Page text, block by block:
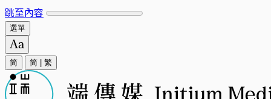
跳至內容
選單
简 简 繁